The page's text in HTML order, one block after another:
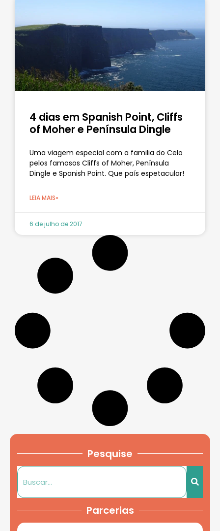
4 dias em Spanish Point, Cliffs
of Moher e Península Dingle
Uma viagem especial com a familia do Celo
pelos famosos Cliffs of Moher, Península
Dingle e Spanish Point. Que país espetacular!
LEIA MAIS»
6 de julho de 2017
Pesquise
Parcerias